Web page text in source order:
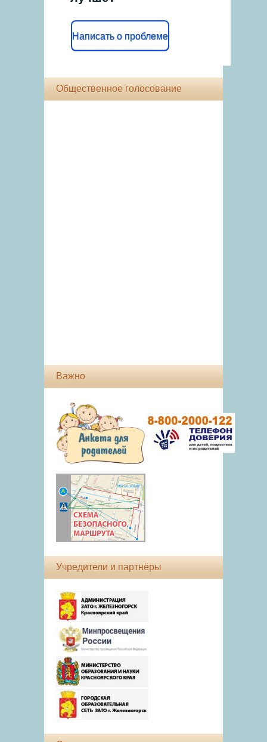
Написать о проблеме
Общественное голосование
Важно
Учредители и партнёры